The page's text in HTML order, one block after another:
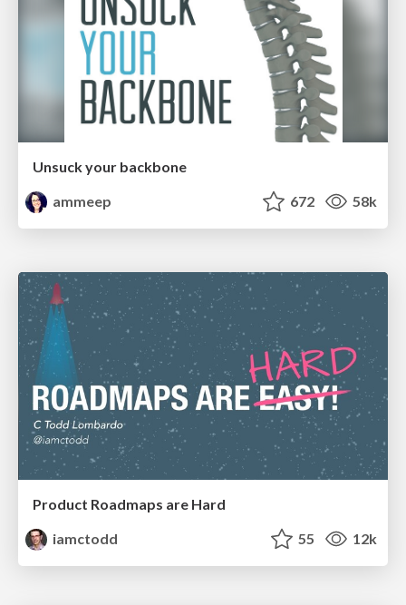
Unsuck your backbone
ammeep
672 58k
Product Roadmaps are Hard
iamctodd
55 12k